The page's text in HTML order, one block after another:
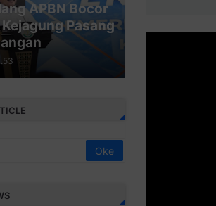
APBN Bocor
Pasang